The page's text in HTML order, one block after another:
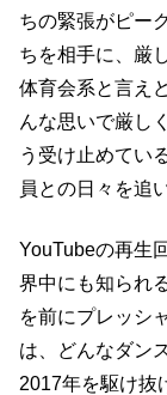
ちの緊張がピー
ちを相手に、厳
体育会系と言え
んな思いで厳し
う受け止めてい
員との日々を追
YouTubeの再生
界中にも知られ
を前にプレッシ
は、どんなダン
2017年を駆け抜